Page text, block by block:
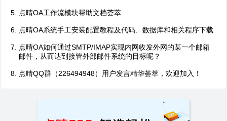
点晴OA工作流模块帮助文档荟萃
点晴OA系统手工安装配置教程及代码、数据库和相关程序下载
点晴OA如何通过SMTP/IMAP实现内网收发外网的某一个邮箱
邮件，从而达到接管外部邮件系统的目标呢？
点晴QQ群（226494948）用户发言精华荟萃，欢迎加入！